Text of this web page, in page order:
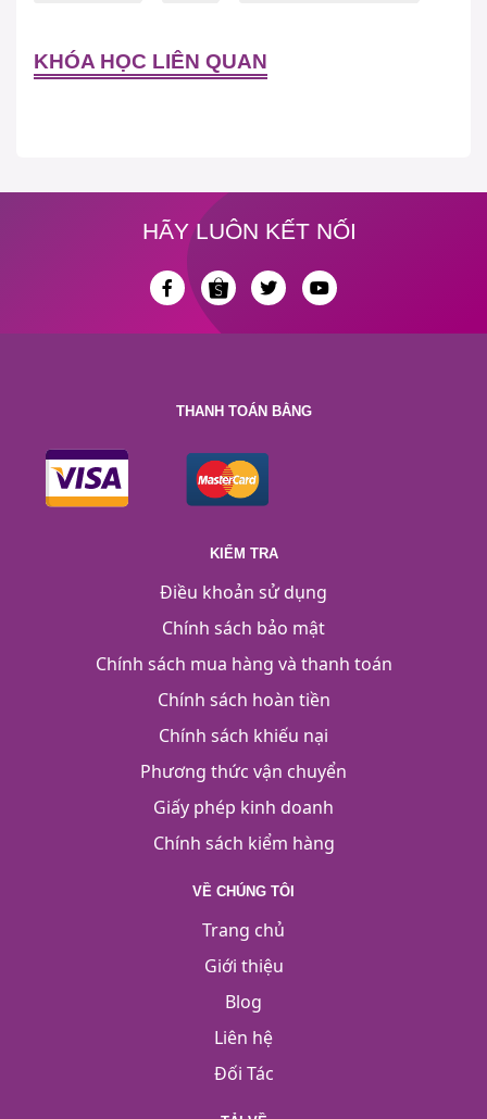
KHÓA HỌC LIÊN QUAN
HÃY LUÔN KẾT NỐI
THANH TOÁN BẰNG
KIỂM TRA
Điều khoản sử dụng
Chính sách bảo mật
Chính sách mua hàng và thanh toán
Chính sách hoàn tiền
Chính sách khiếu nại
Phương thức vận chuyển
Giấy phép kinh doanh
Chính sách kiểm hàng
VỀ CHÚNG TÔI
Trang chủ
Giới thiệu
Blog
Liên hệ
Đối Tác